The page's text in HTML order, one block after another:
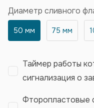
Диаметр сливного
50 мм 75 мм
Таймер работы
сигнализация о
Фторопластовые